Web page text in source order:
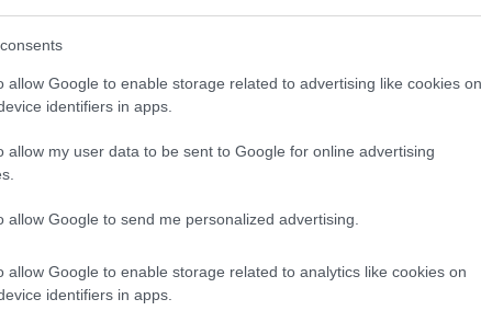
allow Google to enable storage related to advertising like cookies on
identifiers in apps.
allow my user data to be sent to Google for online advertising
allow Google to send me personalized advertising.
allow Google to enable storage related to analytics like cookies on
identifiers in apps.
rendelkező szuperkatonákat állíthat elő
használ sablonként. Ennek segítségével a
fordítják, és bejuttatják a Lab-Grown Leather
területen működő vállalattal ellentétben a
lenne